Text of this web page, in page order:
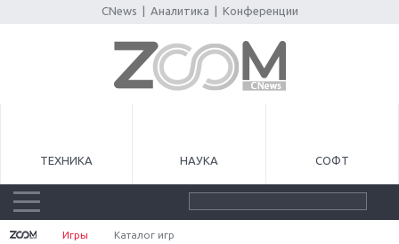
CNews Аналитика Конференции
ТЕХНИКА НАУКА СОФТ
Игры Каталог игр